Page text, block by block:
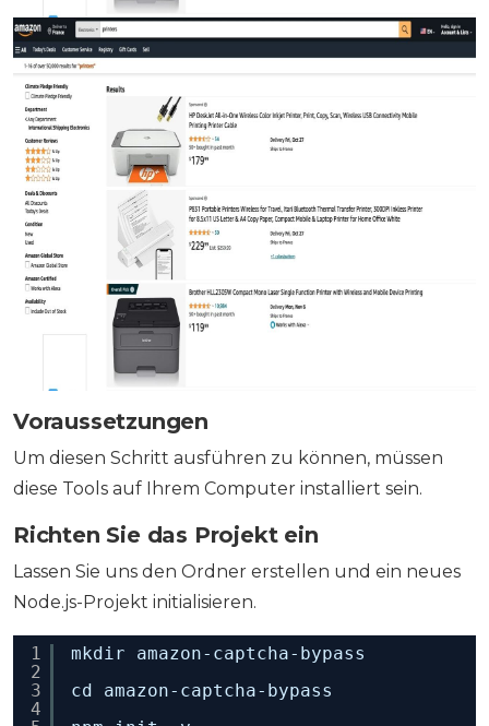
Voraussetzungen
Um diesen Schritt ausführen zu können, müssen
diese Tools auf Ihrem Computer installiert sein.
Richten Sie das Projekt ein
Lassen Sie uns den Ordner erstellen und ein neues
Node.js-Projekt initialisieren.
1
2
3
4
mkdir amazon-captcha-bypass
cd amazon-captcha-bypass